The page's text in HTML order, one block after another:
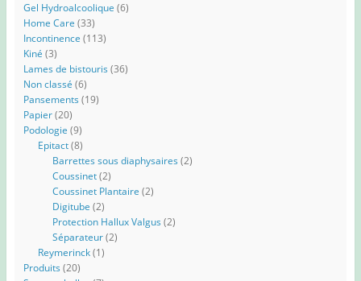
Gel Hydroalcoolique (6)
Home Care (33)
Incontinence (113)
Kiné (3)
Lames de bistouris (36)
Non classé (6)
Pansements (19)
Papier (20)
Podologie (9)
Epitact (8)
Barrettes sous diaphysaires (2)
Coussinet (2)
Coussinet Plantaire (2)
Digitube (2)
Protection Hallux Valgus (2)
Séparateur (2)
Reymerinck (1)
Produits (20)